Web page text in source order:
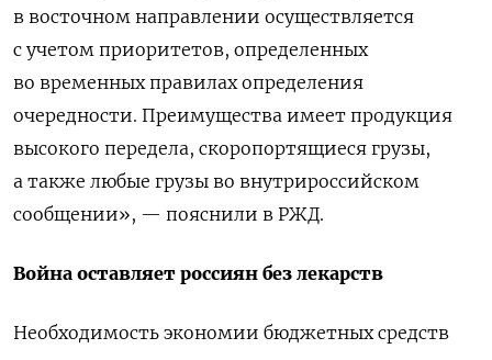
в восточном направлении осуществляется
с учетом приоритетов, определенных
во временных правилах определения
очередности. Преимущества имеет продукция
высокого передела, скоропортящиеся грузы,
а также любые грузы во внутрироссийском
сообщении», — пояснили в РЖД.
Война оставляет россиян без лекарств
Необходимость экономии бюджетных средств